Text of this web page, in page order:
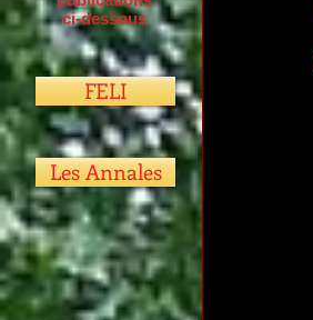
ci-dessous
FELI
Les Annales